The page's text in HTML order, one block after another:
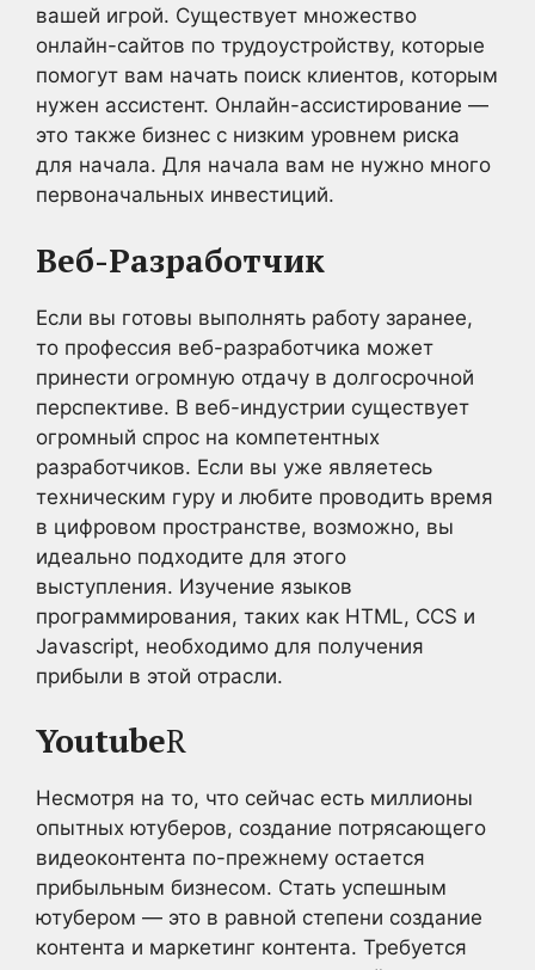
вашей игрой. Существует множество
онлайн-сайтов по трудоустройству, которые
помогут вам начать поиск клиентов, которым
нужен ассистент. Онлайн-ассистирование —
это также бизнес с низким уровнем риска
для начала. Для начала вам не нужно много
первоначальных инвестиций.
Веб-Разработчик
Если вы готовы выполнять работу заранее,
то профессия веб-разработчика может
принести огромную отдачу в долгосрочной
перспективе. В веб-индустрии существует
огромный спрос на компетентных
разработчиков. Если вы уже являетесь
техническим гуру и любите проводить время
в цифровом пространстве, возможно, вы
идеально подходите для этого
выступления. Изучение языков
программирования, таких как HTML, CCS и
Javascript, необходимо для получения
прибыли в этой отрасли.
YoutubeR
Несмотря на то, что сейчас есть миллионы
опытных ютуберов, создание потрясающего
видеоконтента по-прежнему остается
прибыльным бизнесом. Стать успешным
ютубером — это в равной степени создание
контента и маркетинг контента. Требуется